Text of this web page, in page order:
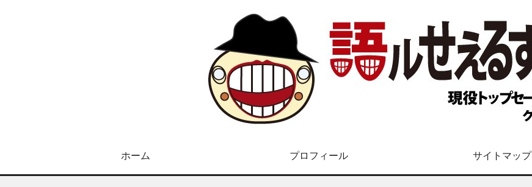
ホーム プロフィール サイトマップ